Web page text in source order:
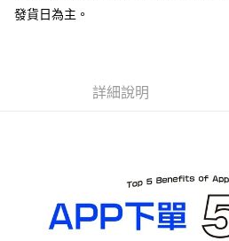
預購-7-11取貨付款(舊)
每筆NT$90，滿NT$3,000(含以上)免運
預購-宅配(舊)
每筆NT$120，滿NT$3,000(含以上)免
發貨日為主。
詳細說明